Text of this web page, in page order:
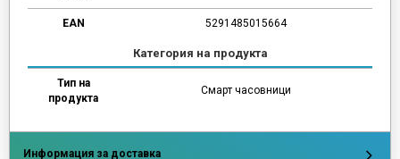
EAN 5291485015664
Категория на продукта
Тип на
продукта
Смарт часовници
Информация за доставка